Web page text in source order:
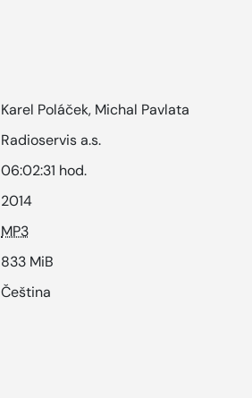
Karel Poláček, Michal Pavlata
Radioservis a.s.
06:02:31 hod.
2014
MP3
833 MiB
Čeština